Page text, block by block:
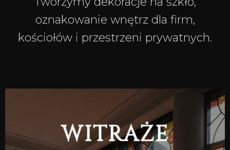
oznakowanie wnętrz dla firm,
kościołów i przestrzeni prywatnych.
WITRAŻE